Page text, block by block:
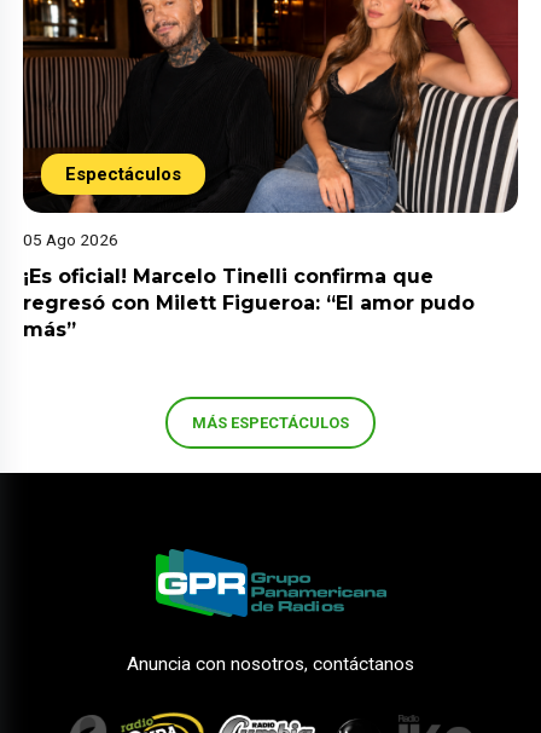
Espectáculos
05 Ago 2026
¡Es oficial! Marcelo Tinelli confirma que
regresó con Milett Figueroa: “El amor pudo
más”
MÁS ESPECTÁCULOS
Anuncia con nosotros, contáctanos